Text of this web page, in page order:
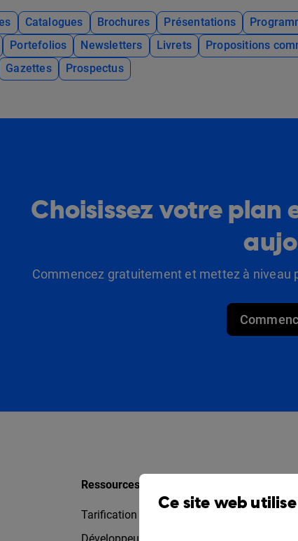
Catalogues Brochures Présentations
Portefolios Newsletters Livrets Propositions
Gazettes Prospectus
Choisissez votre plan
Commencez gratuitement et mettez à
Ressources
Tarification
Ce site web